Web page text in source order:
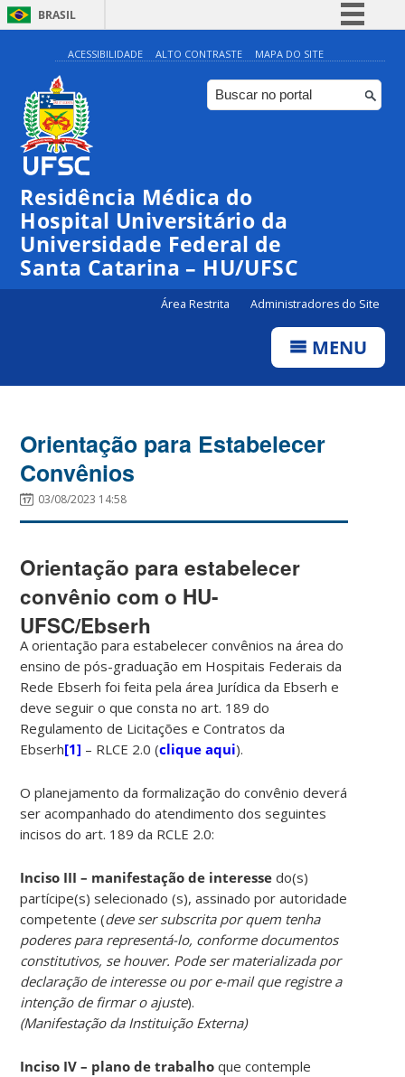
BRASIL
Simplifique!
Comunica BR
Participe
ACESSIBILIDADE ALTO CONTRASTE MAPA DO SITE
Residência Médica do
Hospital Universitário da
Universidade Federal de
Santa Catarina – HU/UFSC
Área Restrita Administradores do Site
MENU
Orientação para Estabelecer
Convênios
03/08/2023 14:58
Orientação para estabelecer
convênio com o HU-
UFSC/Ebserh
A orientação para estabelecer convênios na área do
ensino de pós-graduação em Hospitais Federais da
Rede Ebserh foi feita pela área Jurídica da Ebserh e
deve seguir o que consta no art. 189 do
Regulamento de Licitações e Contratos da
Ebserh[1] – RLCE 2.0 (clique aqui).
O planejamento da formalização do convênio deverá
ser acompanhado do atendimento dos seguintes
incisos do art. 189 da RCLE 2.0:
Inciso III – manifestação de interessedo(s)
partícipe(s) selecionado (s), assinado por autoridade
competente (deve ser subscrita por quem tenha
poderes para representá-lo, conforme documentos
constitutivos, se houver. Pode ser materializada por
declaração de interesse ou por e-mail que registre a
intenção de firmar o ajuste).
(Manifestação da Instituição Externa)
Inciso IV – plano de trabalho que contemple